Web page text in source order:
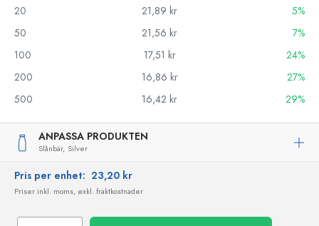
20
21,89 kr
5%
50
21,56 kr
7%
100
17,51 kr
24%
200
16,86 kr
27%
500
16,42 kr 29%
ANPASSA PRODUKTEN
Slånbär, Silver
Pris per enhet: 23,20 kr
Priser inkl. moms, exkl. fraktkostnader